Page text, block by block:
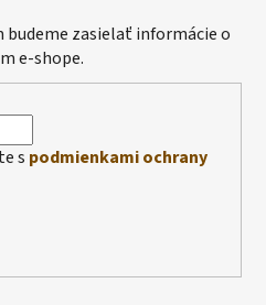
budeme zasielať informácie o
e-shope.
s podmienkami ochrany